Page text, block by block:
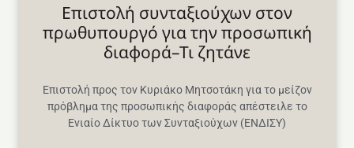
Επιστολή συνταξιούχων στον
πρωθυπουργό για την προσωπική
διαφορά–Τι ζητάνε
Επιστολή προς τον Κυριάκο Μητσοτάκη για το μείζον
πρόβλημα της προσωπικής διαφοράς απέστειλε το
Ενιαίο Δίκτυο των Συνταξιούχων (ΕΝΔΙΣΥ)